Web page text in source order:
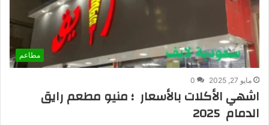
مطاعم
مايو 27, 2025 0
اشهي الأكلات بالأسعار ؛ منيو مطعم رايق
الدمام 2025